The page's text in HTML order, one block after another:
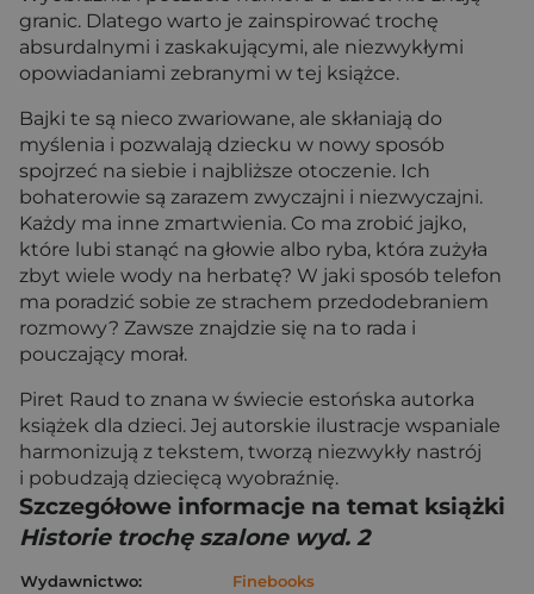
granic. Dlatego warto je zainspirować trochę
absurdalnymi i zaskakującymi, ale niezwykłymi
opowiadaniami zebranymi w tej książce.
Bajki te są nieco zwariowane, ale skłaniają do
myślenia i pozwalają dziecku w nowy sposób
spojrzeć na siebie i najbliższe otoczenie. Ich
bohaterowie są zarazem zwyczajni i niezwyczajni.
Każdy ma inne zmartwienia. Co ma zrobić jajko,
które lubi stanąć na głowie albo ryba, która zużyła
zbyt wiele wody na herbatę? W jaki sposób telefon
ma poradzić sobie ze strachem przedodebraniem
rozmowy? Zawsze znajdzie się na to rada i
pouczający morał.
Piret Raud to znana w świecie estońska autorka
książek dla dzieci. Jej autorskie ilustracje wspaniale
harmonizują z tekstem, tworzą niezwykły nastrój
i pobudzają dziecięcą wyobraźnię.
Szczegółowe informacje na temat książki
Historie trochę szalone wyd. 2
Wydawnictwo:
Finebooks